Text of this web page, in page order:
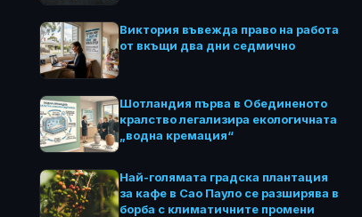
Виктория въвежда право на работа
от вкъщи два дни седмично
Шотландия първа в Обединеното
кралство легализира екологичната
„водна кремация“
Най-голямата градска плантация
за кафе в Сао Пауло се разширява в
борба с климатичните промени